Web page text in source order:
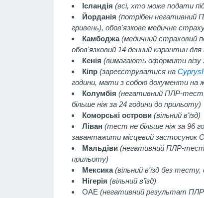
Ісландія (всі, хто може подати
Йорданія (потрібен негативний
гривень), обов'язкове медичне
Камбоджа (медичний страховий
обов'язковий 14 денний карантин для
Кенія (вимагають оформити візу
Кіпр (зареєструватися на
години, мати з собою документи на
Колумбія (негативний ПЛР-тест,
більше ніж за 24 години до прильоту)
Коморські острови (вільний в'їзд)
Ліван (тест не більше ніж за 96
завантажити місцевий застосунок
Мальдіви (негативний ПЛР-
прильоту)
Мексика (вільний в'їзд без тесту,
Нігерія (вільний в'їзд)
ОАЕ (негативний результат ПЛР-